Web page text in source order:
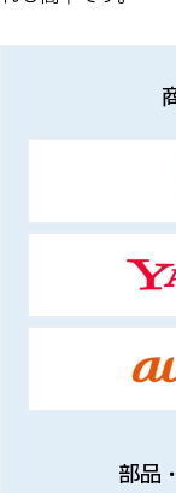
部品